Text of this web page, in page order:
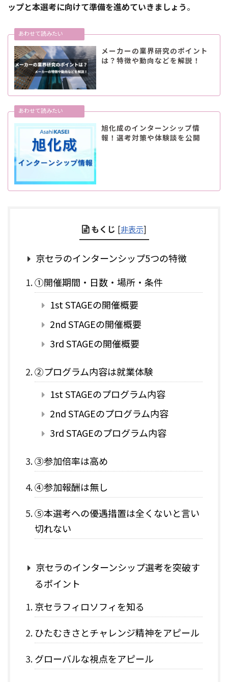
ップと本選考に向けて準備を進めていきましょう。
メーカーの業界研究のポイント
は？特徴や動向などを解説！
旭化成のインターンシップ情
報！選考対策や体験談を公開
もくじ [非表示]
京セラのインターンシップ5つの特徴
①開催期間・日数・場所・条件
1st STAGEの開催概要
2nd STAGEの開催概要
3rd STAGEの開催概要
②プログラム内容は就業体験
1st STAGEのプログラム内容
2nd STAGEのプログラム内容
3rd STAGEのプログラム内容
③参加倍率は高め
④参加報酬は無し
⑤本選考への優遇措置は全くないと言い
切れない
京セラのインターンシップ選考を突破す
るポイント
京セラフィロソフィを知る
ひたむきさとチャレンジ精神をアピール
グローバルな視点をアピール